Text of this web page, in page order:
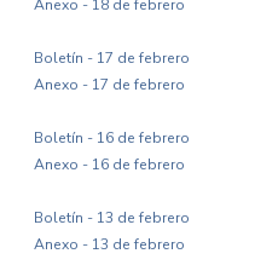
Anexo - 18 de febrero
Boletín - 17 de febrero
Anexo - 17 de febrero
Boletín - 16 de febrero
Anexo - 16 de febrero
Boletín - 13 de febrero
Anexo - 13 de febrero